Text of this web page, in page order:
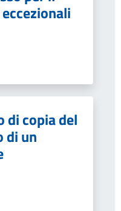
di copia del
di un